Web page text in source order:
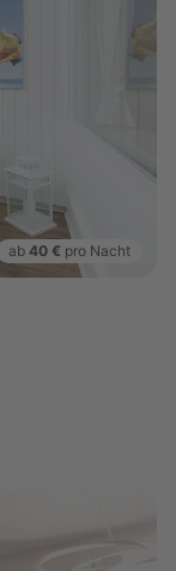
ab 40 € pro Nacht